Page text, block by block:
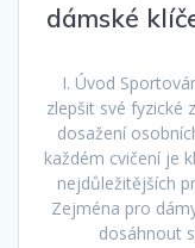
dámské
I. Úvod
zlepšit své fyzické
dosažení
každém cvičení je
nejdůležitějších
Zejména pro
dosáhnout